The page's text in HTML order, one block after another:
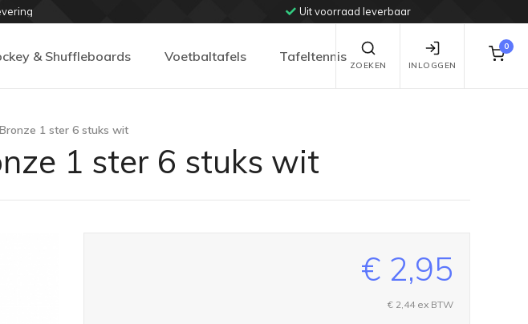
Uit voorraad leverbaar
& Shuffleboards Voetbaltafels Tafeltennis
ZOEKEN INLOGGEN
0
1 ster 6 stuks wit
1 ster 6 stuks wit
€ 2,95
€ 2,44ex BTW